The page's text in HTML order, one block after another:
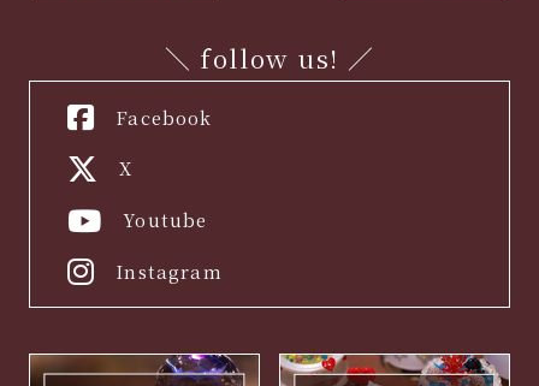
＼ follow us! ／
Facebook
X
Youtube
Instagram